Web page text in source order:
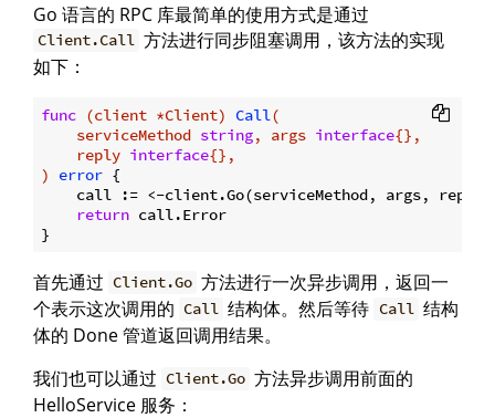
Go 语言的 RPC 库最简单的使用方式是通过
Client.Call 方法进行同步阻塞调用，该方法的实现
如下：
func (client *Client) Call(
    serviceMethod
string, args interface{},
    reply
interface{},
)
error {
call := <-client.Go(serviceMethod, args,
return call.Error
首先通过 Client.Go 方法进行一次异步调用，返回一
个表示这次调用的 Call 结构体。然后等待 Call 结构
体的 Done 管道返回调用结果。
我们也可以通过 Client.Go 方法异步调用前面的
HelloService 服务：